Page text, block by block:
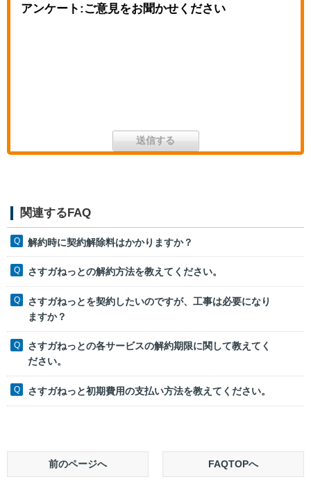
アンケート:ご意見をお聞かせください
関連するFAQ
解約時に契約解除料はかかりますか？
さすガねっとの解約方法を教えてください。
さすガねっとを契約したいのですが、工事は必要になり
ますか？
さすガねっとの各サービスの解約期限に関して教えてく
ださい。
さすガねっと初期費用の支払い方法を教えてください。
前のページへ FAQTOPへ